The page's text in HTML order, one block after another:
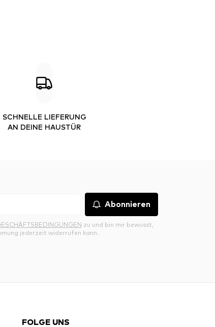
SCHNELLE LIEFERUNG
AN DEINE HAUSTÜR
Abonnieren
zu und bin mir bewusst,
jederzeit widerrufen kann.
FOLGE UNS